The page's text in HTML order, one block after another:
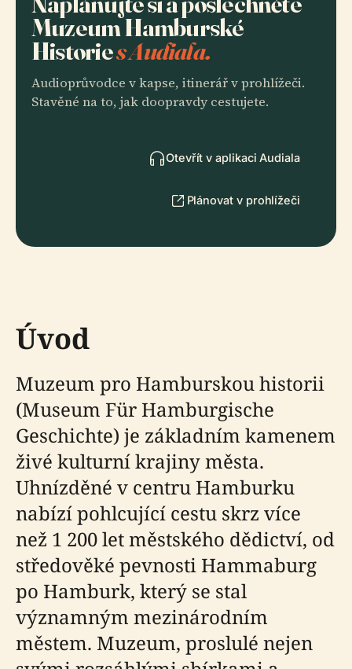
Muzeum Hamburské
Histories Audiala.
Audioprůvodce v kapse, itinerář v prohlížeči.
Stavěné na to, jak doopravdy cestujete.
Otevřít v aplikaci Audiala
Plánovat v prohlížeči
Úvod
Muzeum pro Hamburskou historii
(Museum Für Hamburgische
Geschichte) je základním kamenem
živé kulturní krajiny města.
Uhnízděné v centru Hamburku
nabízí pohlcující cestu skrz více
než 1 200 let městského dědictví, od
středověké pevnosti Hammaburg
po Hamburk, který se stal
významným mezinárodním
městem. Muzeum, proslulé nejen